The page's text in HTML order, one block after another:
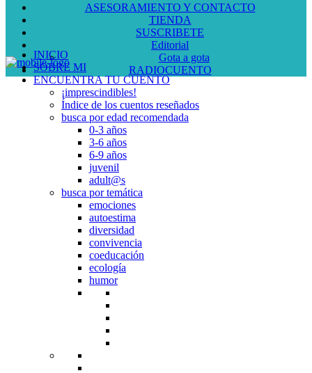
ASESORAMIENTO Y CONTACTO
TIENDA
SUSCRIBETE
Editorial
Gota a gota
RADIOCUENTO
INICIO
SOBRE MI
ENCUENTRA TU CUENTO
¡imprescindibles!
Índice de los cuentos reseñados
busca por edad recomendada
0-3 años
3-6 años
6-9 años
juvenil
adult@s
busca por temática
emociones
autoestima
diversidad
convivencia
coeducación
ecología
humor